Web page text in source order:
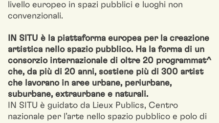
livello europeo in spazi pubblici e luoghi non
convenzionali.
IN SITU è la piattaforma europea per la creazione
artistica nello spazio pubblico. Ha la forma di un
consorzio internazionale di oltre 20 programmat^
che, da più di 20 anni, sostiene più di 300 artist
che lavorano in aree urbane, periurbane,
suburbane, extraurbane e naturali.
IN SITU è guidato da Lieux Publics, Centro
nazionale per l’arte nello spazio pubblico e polo di